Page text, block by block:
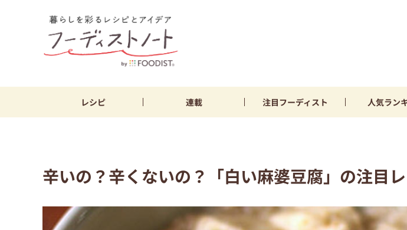
レシピ 連載 注目フーディスト 人気ラン
辛いの？辛くないの？「白い麻婆豆腐」の注目